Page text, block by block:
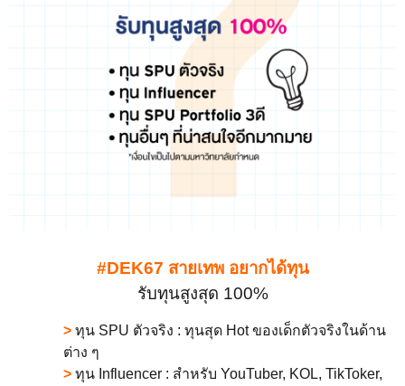
#DEK67 สายเทพ อยากได้ทุน
รับทุนสูงสุด 100%
> ทุน SPU ตัวจริง : ทุนสุด Hot ของเด็กตัวจริงในด้าน
ต่าง ๆ
> ทุน Influencer : สำหรับ YouTuber, KOL, TikToker,